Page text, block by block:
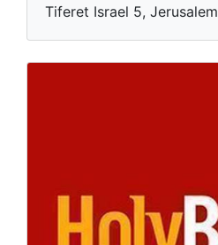
Tiferet Israel 5, Jerusalem